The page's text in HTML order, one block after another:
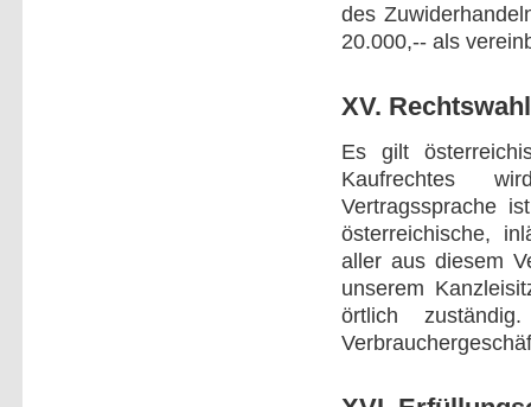
des
20.000,-- als
XV.
Es gilt
Kaufrechtes
Vertragssprache
österreichische,
aller aus diesem
unserem
örtlich